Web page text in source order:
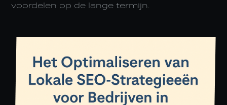
voordelen op de lange termijn.